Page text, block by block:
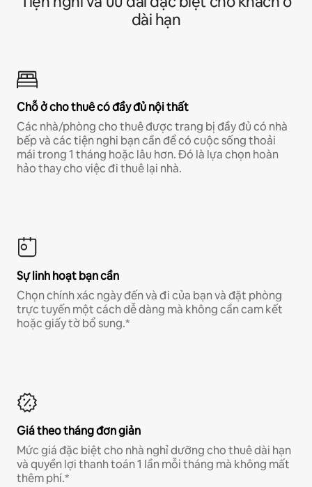
dài hạn
Chỗ ở cho thuê có đầy đủ nội thất
Các nhà/phòng cho thuê được trang bị đầy đủ có nhà
bếp và các tiện nghi bạn cần để có cuộc sống thoải
mái trong 1 tháng hoặc lâu hơn. Đó là lựa chọn hoàn
hảo thay cho việc đi thuê lại nhà.
Sự linh hoạt bạn cần
Chọn chính xác ngày đến và đi của bạn và đặt phòng
trực tuyến một cách dễ dàng mà không cần cam kết
hoặc giấy tờ bổ sung.*
Giá theo tháng đơn giản
Mức giá đặc biệt cho nhà nghỉ dưỡng cho thuê dài hạn
và quyền lợi thanh toán 1 lần mỗi tháng mà không mất
thêm phí.*